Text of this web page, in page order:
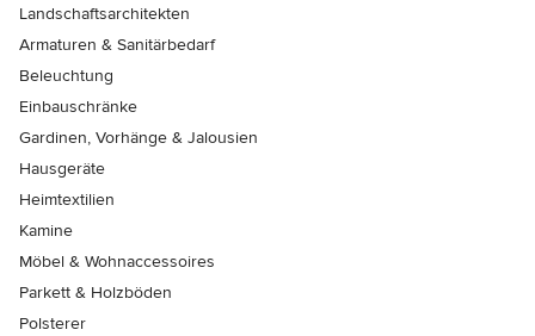
Landschaftsarchitekten
Armaturen & Sanitärbedarf
Beleuchtung
Einbauschränke
Gardinen, Vorhänge & Jalousien
Hausgeräte
Heimtextilien
Kamine
Möbel & Wohnaccessoires
Parkett & Holzböden
Polsterer